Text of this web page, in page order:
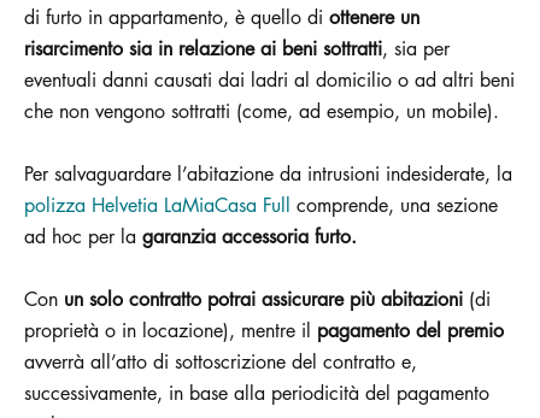
di furto in appartamento, è quello di ottenere un
risarcimento sia in relazione ai beni sottratti, sia per
eventuali danni causati dai ladri al domicilio o ad altri beni
che non vengono sottratti (come, ad esempio, un mobile).
Per salvaguardare l’abitazione da intrusioni indesiderate, la
polizza Helvetia LaMiaCasa Full comprende, una sezione
ad hoc per la garanzia accessoria furto.
Con un solo contratto potrai assicurare più abitazioni (di
proprietà o in locazione), mentre il pagamento del premio
avverrà all’atto di sottoscrizione del contratto e,
successivamente, in base alla periodicità del pagamento